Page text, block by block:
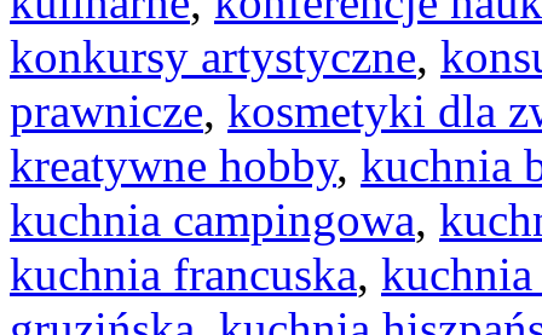
konkursy artystyczne,
prawnicze, kosmetyki dla
kreatywne hobby, kuchnia
kuchnia campingowa,
kuchnia francuska,